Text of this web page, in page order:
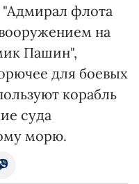
"Адмирал флота
на
Пашин",
для боевых
корабль
суда
морю.